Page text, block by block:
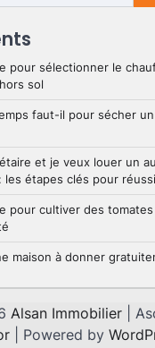
pour sélectionner le
sol
faut-il pour sécher
et je veux louer un
les étapes clés pour
pour cultiver des
maison à donner
Alsan Immobilier |
| Powered by